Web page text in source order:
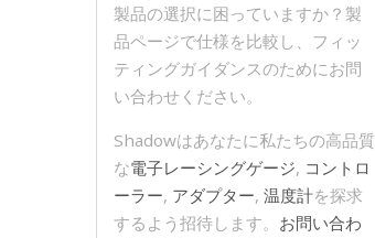
製品の選択に困っていますか？製
品ページで仕様を比較し、フィッ
ティングガイダンスのためにお問
い合わせください。
Shadowはあなたに私たちの高品質
な電子レーシングゲージ, コントロ
ーラー, アダプター, 温度計を探求
するよう招待します。 お問い合わ